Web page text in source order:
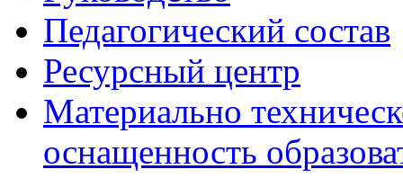
Педагогический состав
Ресурсный центр
Материально
оснащенность